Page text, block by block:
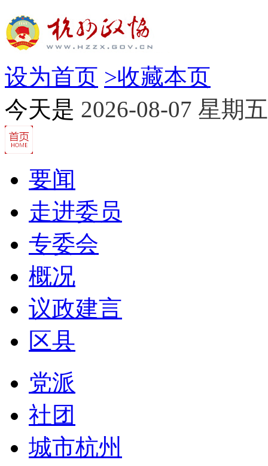
设为首页 >收藏本页
今天是 2026-08-07 星期五
要闻
走进委员
专委会
概况
议政建言
区县
党派
社团
城市杭州